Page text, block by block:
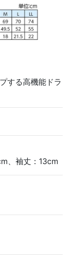
する高機能ドラ
、袖丈：13cm